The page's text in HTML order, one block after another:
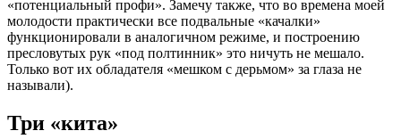
«потенциальный профи». Замечу также, что во времена моей
молодости практически все подвальные «качалки»
функционировали в аналогичном режиме, и построению
пресловутых рук «под полтинник» это ничуть не мешало.
Только вот их обладателя «мешком с дерьмом» за глаза не
называли).
Три «кита»